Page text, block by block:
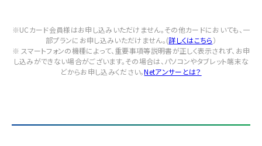
※UCカード会員様はお申し込みいただけません。その他カードにおいても、一
部プランにお申し込みいただけません。(詳しくはこちら）
※ スマートフォンの機種によって、重要事項等説明書が正しく表示されず、お申
し込みができない場合がございます。その場合は、パソコンやタブレット端末な
どからお申し込みください。Netアンサーとは？